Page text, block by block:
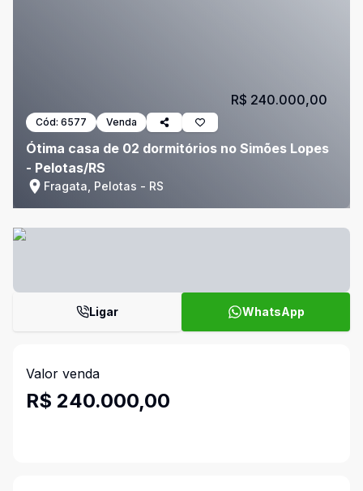
Cód: 6577 Venda
Ótima casa de 02 dormitórios no Simões Lopes
- Pelotas/RS
Fragata, Pelotas - RS
R$ 240.000,00
Ligar WhatsApp
Valor venda
R$ 240.000,00